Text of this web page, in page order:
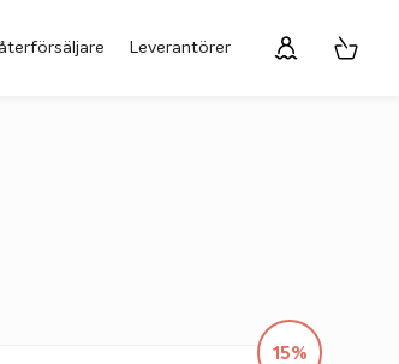
Leverantörer
15%